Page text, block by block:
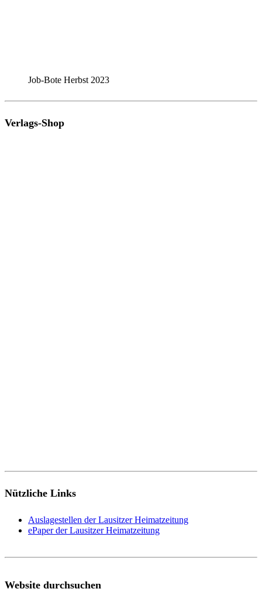
Job-Bote Herbst 2023
Verlags-Shop
Nützliche Links
Auslagestellen der Lausitzer Heimatzeitung
ePaper der Lausitzer Heimatzeitung
Website durchsuchen